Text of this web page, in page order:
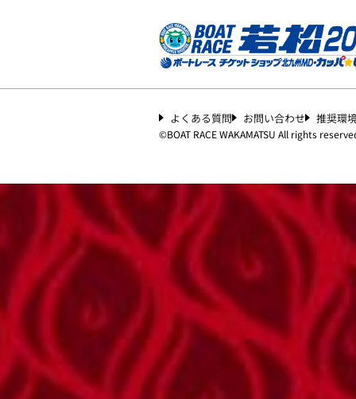
よくある質問 お問い合わせ 推奨環
©︎BOAT RACE WAKAMATSU All rights